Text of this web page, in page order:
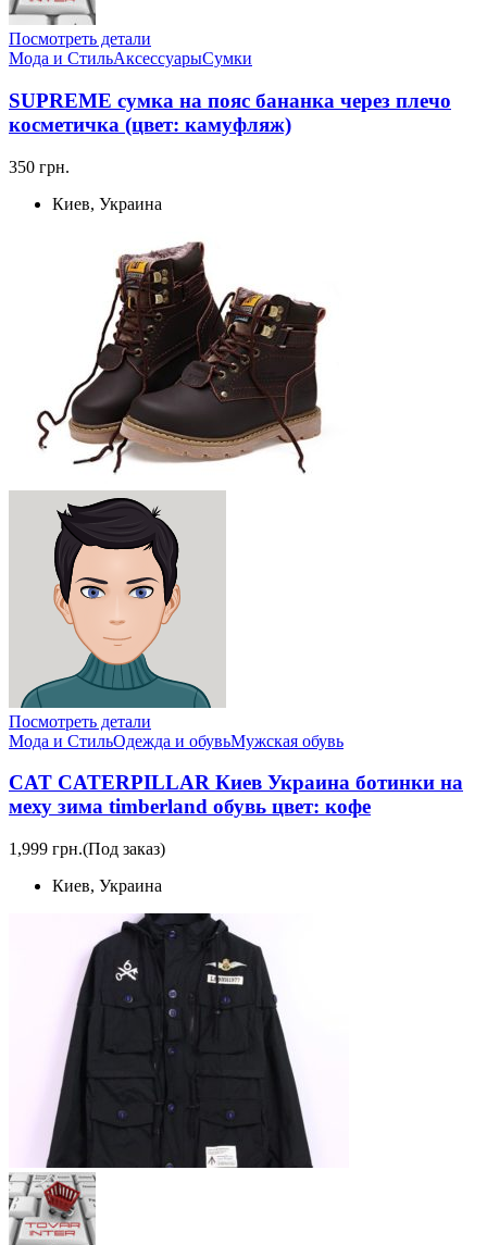
Посмотреть детали
Мода и СтильАксессуарыСумки
SUPREME сумка на пояс бананка через плечо
косметичка (цвет: камуфляж)
350 грн.
Киев, Украина
Посмотреть детали
Мода и СтильОдежда и обувьМужская обувь
CAT CATERPILLAR Киев Украина ботинки на
меху зима timberland обувь цвет: кофе
1,999 грн.(Под заказ)
Киев, Украина